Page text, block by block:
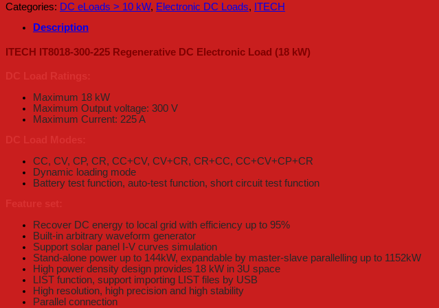
Categories: DC eLoads > 10 kW, Electronic DC Loads, ITECH
Description
ITECH IT8018-300-225 Regenerative DC Electronic Load (18 kW)
Maximum 18 kW
Maximum Output voltage: 300 V
Maximum Current: 225 A
CC, CV, CP, CR, CC+CV, CV+CR, CR+CC, CC+CV+CP+CR
Dynamic loading mode
Battery test function, auto-test function, short circuit test function
Recover DC energy to local grid with efficiency up to 95%
Built-in arbitrary waveform generator
Support solar panel I-V curves simulation
Stand-alone power up to 144kW, expandable by master-slave parallelling up to 1152kW
High power density design provides 18 kW in 3U space
LIST function, support importing LIST files by USB
High resolution, high precision and high stability
Parallel connection